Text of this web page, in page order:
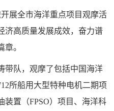
展全市海洋重点项目观摩活
济高质量发展成效，奋力谱
。
带队，观摩了包括中国海洋
所船用大型特种电机二期项
装置（FPSO）项目、海洋科